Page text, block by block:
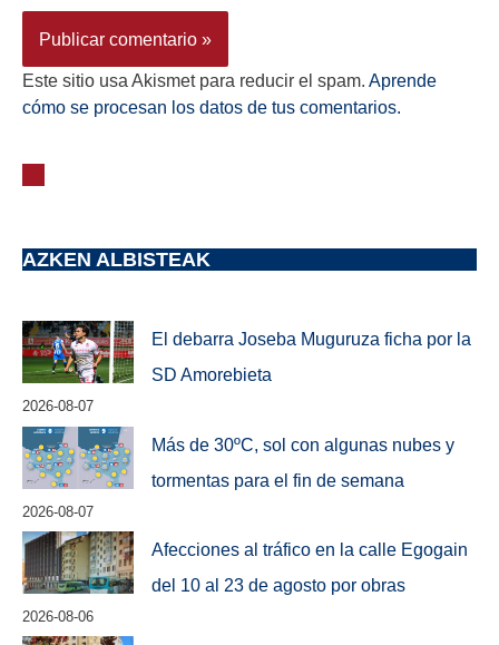
Este sitio usa Akismet para reducir el spam. Aprende
cómo se procesan los datos de tus comentarios.
AZKEN ALBISTEAK
El debarra Joseba Muguruza ficha por la
SD Amorebieta
2026-08-07
Más de 30ºC, sol con algunas nubes y
tormentas para el fin de semana
2026-08-07
Afecciones al tráfico en la calle Egogain
del 10 al 23 de agosto por obras
2026-08-06